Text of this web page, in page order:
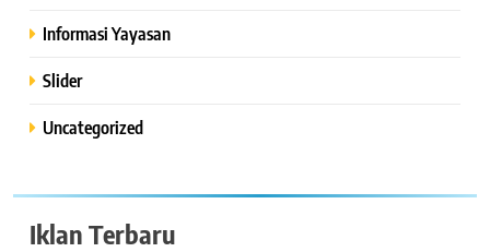
Informasi Yayasan
Slider
Uncategorized
Iklan Terbaru